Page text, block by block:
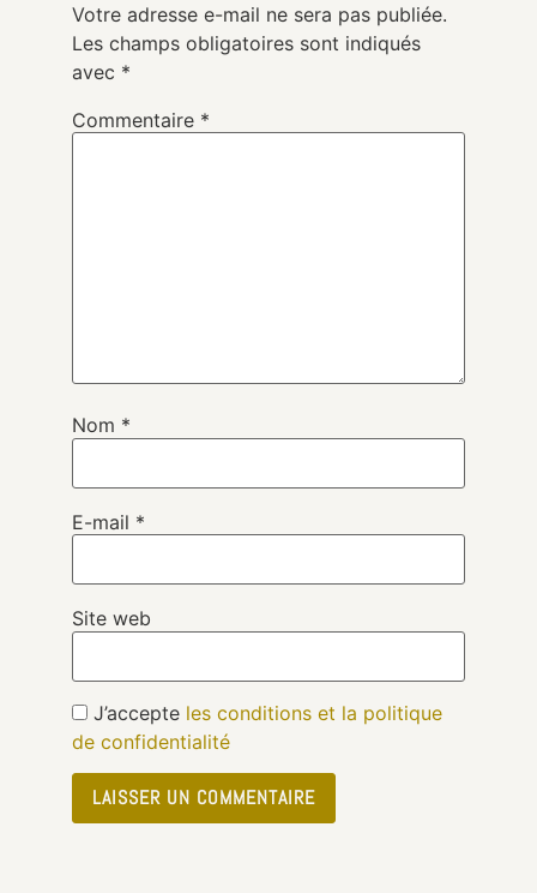
Votre adresse e-mail ne sera pas publiée.
Les champs obligatoires sont indiqués
avec *
Commentaire *
Nom *
E-mail *
Site web
J’accepte les conditions et la politique
de confidentialité